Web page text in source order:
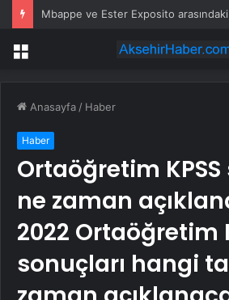
Menü
Anasayfa / Haber
Haber
Ortaöğretim KPSS
ne zaman
2022 Ortaöğretim
sonuçları hangi